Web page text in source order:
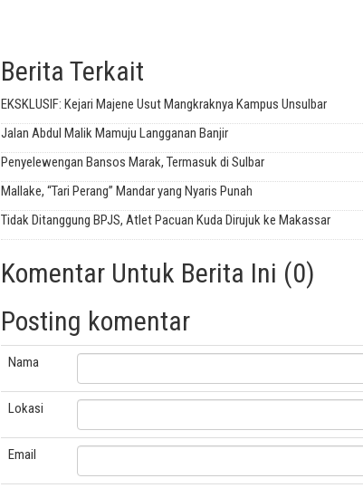
Berita Terkait
EKSKLUSIF: Kejari Majene Usut Mangkraknya Kampus Unsulbar
Jalan Abdul Malik Mamuju Langganan Banjir
Penyelewengan Bansos Marak, Termasuk di Sulbar
Mallake, “Tari Perang” Mandar yang Nyaris Punah
Tidak Ditanggung BPJS, Atlet Pacuan Kuda Dirujuk ke Makassar
Komentar Untuk Berita Ini (0)
Posting komentar
Nama
Lokasi
Email